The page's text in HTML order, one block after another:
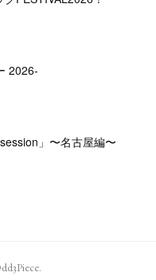
2026-
」〜名古屋編〜
.